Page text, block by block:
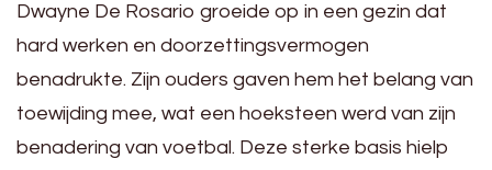
Dwayne De Rosario groeide op in een gezin dat
hard werken en doorzettingsvermogen
benadrukte. Zijn ouders gaven hem het belang van
toewijding mee, wat een hoeksteen werd van zijn
benadering van voetbal. Deze sterke basis hielp